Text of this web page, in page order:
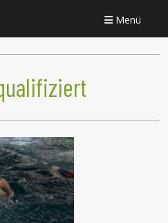
Menü